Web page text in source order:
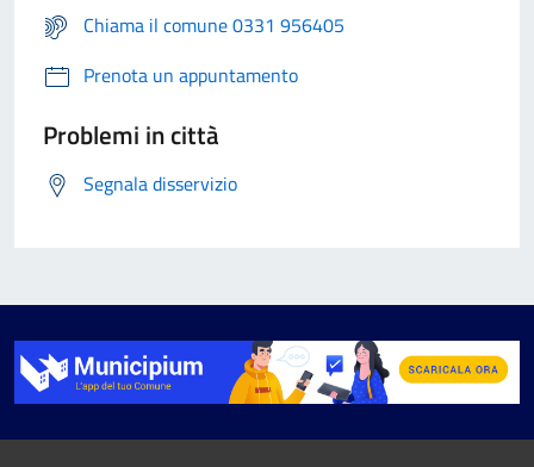
Chiama il comune 0331 956405
Prenota un appuntamento
Problemi in città
Segnala disservizio